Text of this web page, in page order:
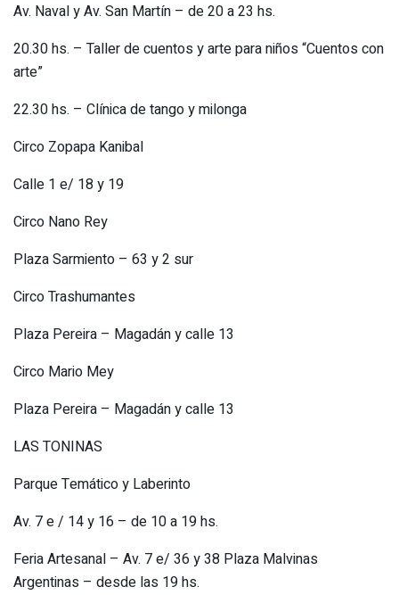
Av. Naval y Av. San Martín – de 20 a 23 hs.
20.30 hs. – Taller de cuentos y arte para niños “Cuentos con
arte”
22.30 hs. – Clínica de tango y milonga
Circo Zopapa Kanibal
Calle 1 e/ 18 y 19
Circo Nano Rey
Plaza Sarmiento – 63 y 2 sur
Circo Trashumantes
Plaza Pereira – Magadán y calle 13
Circo Mario Mey
Plaza Pereira – Magadán y calle 13
LAS TONINAS
Parque Temático y Laberinto
Av. 7 e / 14 y 16 – de 10 a 19 hs.
Feria Artesanal – Av. 7 e/ 36 y 38 Plaza Malvinas
Argentinas – desde las 19 hs.